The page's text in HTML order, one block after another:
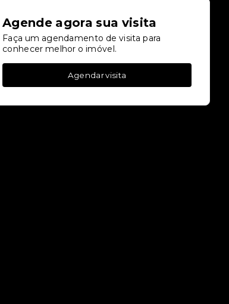
Agende agora sua visita
Faça um agendamento de visita para
conhecer melhor o imóvel.
Agendar visita